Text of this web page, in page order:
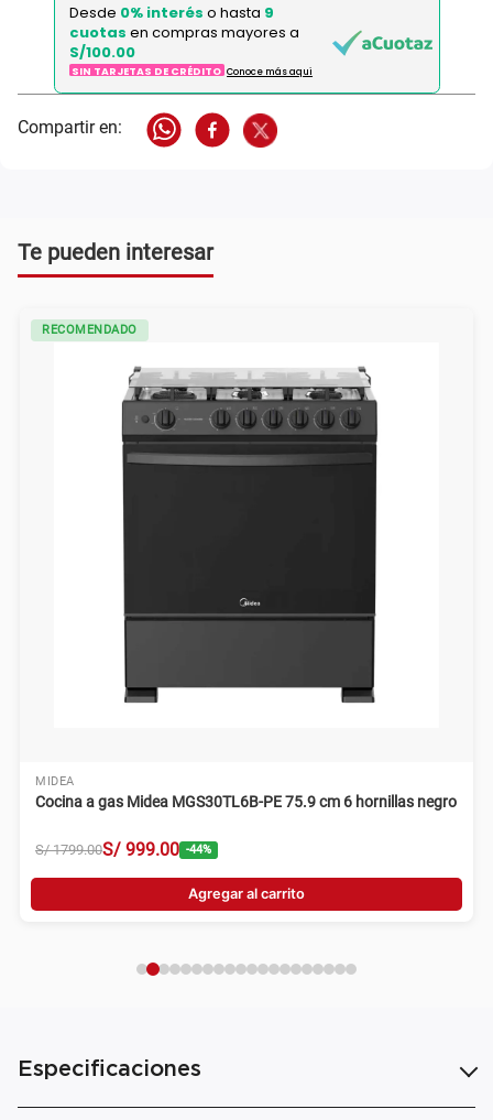
Desde 0% interés o hasta 9
cuotas en compras mayores a
S/100.00
SIN TARJETAS DE CRÉDITO Conoce más aqui
Te pueden interesar
RECOMENDADO
MIDEA
Cocina a gas Midea MGS30TL6B-PE 75.9 cm 6 hornillas negro
S/ 1799.00S/ 999.00 -44%
Agregar al carrito
Especificaciones